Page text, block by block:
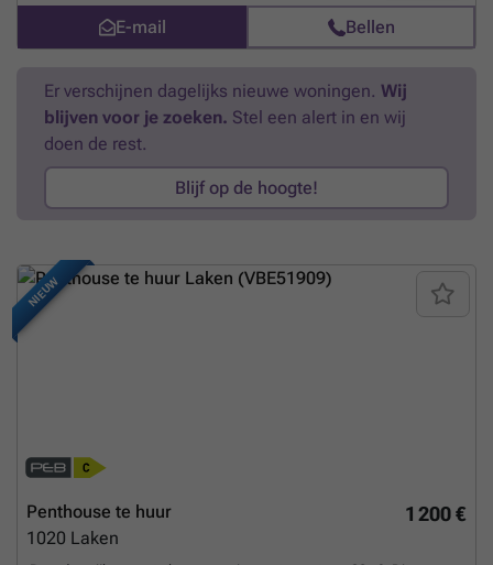
sauna in het gebouw. Gemeenschappelijke kosten: €150 / maand voor
elektriciteit en schoonmaak van gemeenschappelijke ruimtes,
zwembad, lift. BEP: C. Beschikbaar op 01/11/2026. Lease: 3 jaar.
E-mail Bellen
Er verschijnen dagelijks nieuwe woningen. Wij
blijven voor je zoeken. Stel een alert in en wij
doen de rest.
Blijf op de hoogte!
NIEUW
1 200 €
Penthouse te huur
1020 Laken